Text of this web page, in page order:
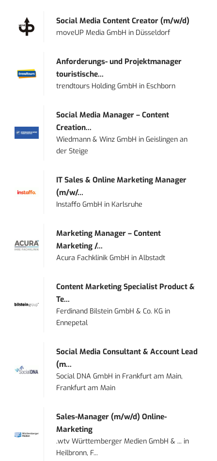
Social Media Content Creator (m/w/d)
moveUP Media GmbH in Düsseldorf
Anforderungs- und Projektmanager
touristische...
trendtours Holding GmbH in Eschborn
Social Media Manager – Content
Creation...
Wiedmann & Winz GmbH inGeislingen an
der Steige
IT Sales & Online Marketing Manager
(m/w/...
Instaffo GmbH in Karlsruhe
Marketing Manager – Content
Marketing /...
Acura Fachklinik GmbH inAlbstadt
Content Marketing Specialist Product &
Te...
Ferdinand Bilstein GmbH & Co. KG in
Ennepetal
Social Media Consultant & Account Lead
(m...
Social DNA GmbH in Frankfurt am Main,
Frankfurt am Main
Sales-Manager (m/w/d) Online-
Marketing
.wtv Württemberger Medien GmbH & ... in
Heilbronn, F...